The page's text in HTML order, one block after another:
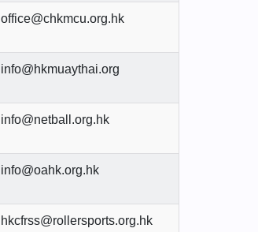
office@chkmcu.org.hk
info@hkmuaythai.org
info@netball.org.hk
info@oahk.org.hk
hkcfrss@rollersports.org.hk